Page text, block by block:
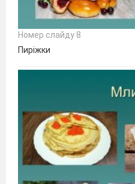
Номер слайду 8
Пиріжки